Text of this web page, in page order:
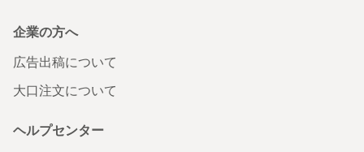
企業の方へ
広告出稿について
大口注文について
ヘルプセンター